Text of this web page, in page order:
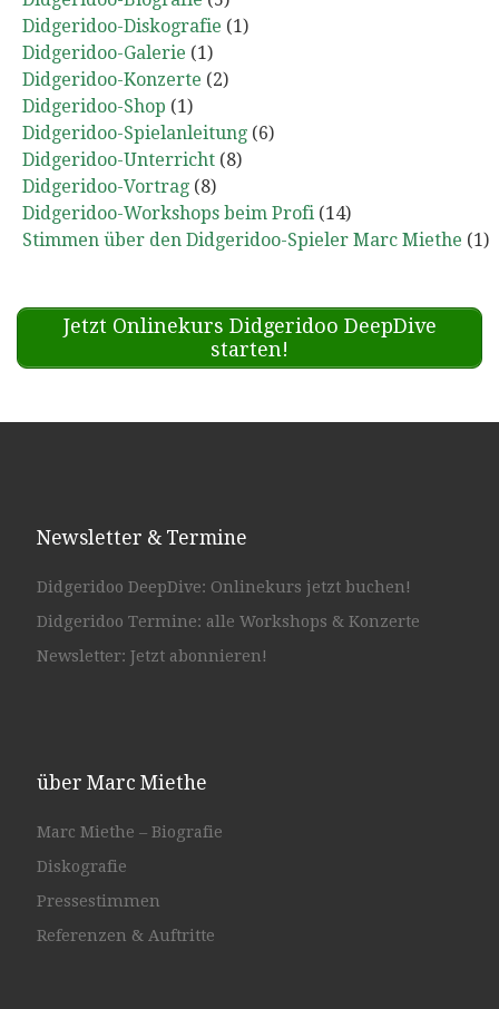
Didgeridoo-Diskografie (1)
Didgeridoo-Galerie (1)
Didgeridoo-Konzerte (2)
Didgeridoo-Shop (1)
Didgeridoo-Spielanleitung (6)
Didgeridoo-Unterricht (8)
Didgeridoo-Vortrag (8)
Didgeridoo-Workshops beim Profi (14)
Stimmen über den Didgeridoo-Spieler Marc Miethe (1)
Jetzt Onlinekurs Didgeridoo DeepDive
starten!
Newsletter & Termine
Didgeridoo DeepDive: Onlinekurs jetzt buchen!
Didgeridoo Termine: alle Workshops & Konzerte
Newsletter: Jetzt abonnieren!
über Marc Miethe
Marc Miethe – Biografie
Diskografie
Pressestimmen
Referenzen & Auftritte